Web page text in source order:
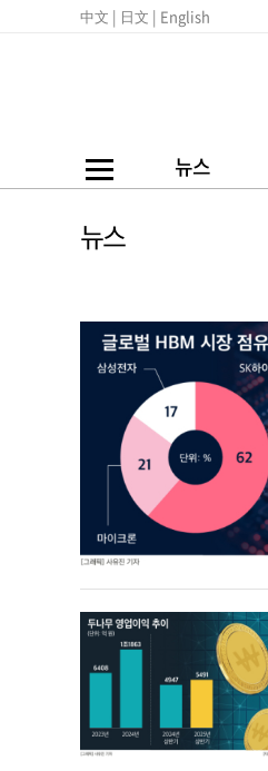
中文 | 日文 | English
뉴스
뉴스